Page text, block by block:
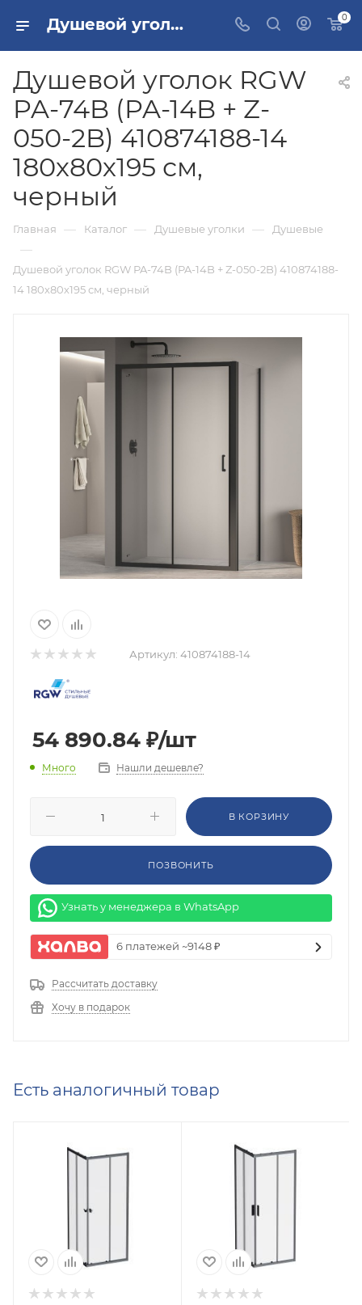
Душевой уголок RGW PA-74B (PA-14B + Z-050-2B) 410874188-14 180х80х195 см, черный купить в Москве 0
Душевой уголок RGW
PA-74B (PA-14B + Z-
050-2B) 410874188-14
180х80х195 см,
черный
Главная — Каталог — Душевые уголки — Душевые
—
Душевой уголок RGW PA-74B (PA-14B + Z-050-2B) 410874188-
14 180х80х195 см, черный
Артикул: 410874188-14
54 890.84 ₽/шт
Много Нашли дешевле?
В КОРЗИНУ
ПОЗВОНИТЬ
Узнать у менеджера в WhatsApp
6 платежей ~9148 ₽
Рассчитать доставку
Хочу в подарок
Есть аналогичный товар